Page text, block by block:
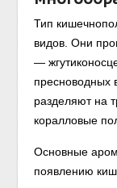
Тип
видов. Они
—
пресноводных
разделяют на
коралловые
Основные
появлению